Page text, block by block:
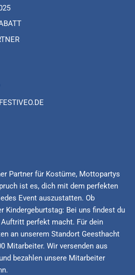
Partner für Kostüme, Mottopartys
ist es, dich mit dem perfekten
Event auszustatten. Ob
Kindergeburtstag: Bei uns findest du
perfekt macht. Für dein
an unserem Standort Geesthacht
Mitarbeiter. Wir versenden aus
bezahlen unsere Mitarbeiter